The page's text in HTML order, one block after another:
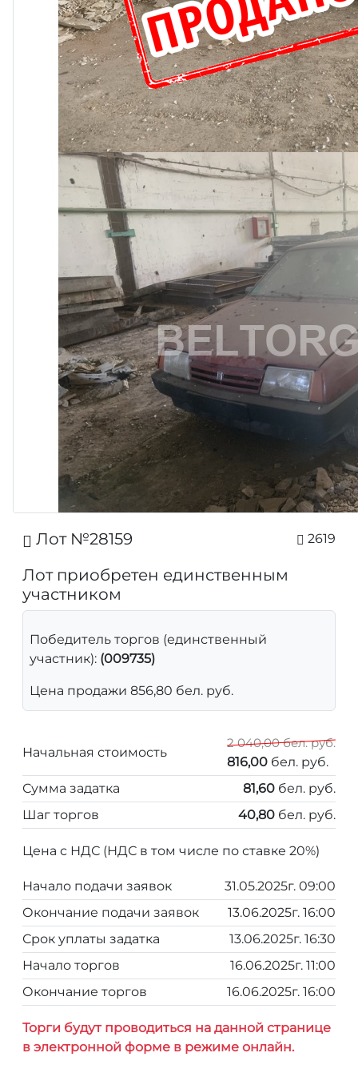
Лот №28159 2619
Лот приобретен единственным
участником
Победитель торгов (единственный
участник): (009735)
Цена продажи 856,80 бел. руб.
Начальная стоимость
2 040,00 бел. руб.
816,00 бел. руб.
Сумма задатка
81,60 бел. руб.
Шаг торгов
40,80 бел. руб.
Цена с НДС (НДС в том числе по ставке 20%)
Начало подачи заявок
31.05.2025г. 09:00
Окончание подачи заявок
13.06.2025г. 16:00
Срок уплаты задатка
13.06.2025г. 16:30
Начало торгов
16.06.2025г. 11:00
Окончание торгов
16.06.2025г. 16:00
Торги будут проводиться на данной странице
в электронной форме в режиме онлайн.